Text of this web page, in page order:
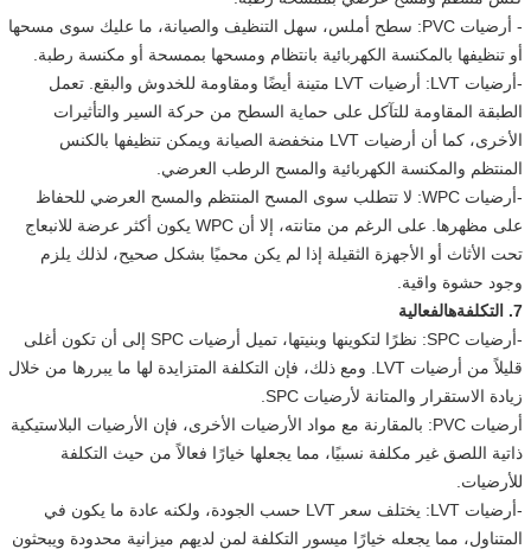
- أرضيات PVC: سطح أملس، سهل التنظيف والصيانة، ما عليك سوى مسحها
أو تنظيفها بالمكنسة الكهربائية بانتظام ومسحها بممسحة أو مكنسة رطبة.
-أرضيات LVT: أرضيات LVT متينة أيضًا ومقاومة للخدوش والبقع. تعمل
الطبقة المقاومة للتآكل على حماية السطح من حركة السير والتأثيرات
الأخرى، كما أن أرضيات LVT منخفضة الصيانة ويمكن تنظيفها بالكنس
المنتظم والمكنسة الكهربائية والمسح الرطب العرضي.
-أرضيات WPC: لا تتطلب سوى المسح المنتظم والمسح العرضي للحفاظ
على مظهرها. على الرغم من متانته، إلا أن WPC يكون أكثر عرضة للانبعاج
تحت الأثاث أو الأجهزة الثقيلة إذا لم يكن محميًا بشكل صحيح، لذلك يلزم
وجود حشوة واقية.
7. التكلفة
هالفعالية
-أرضيات SPC: نظرًا لتكوينها وبنيتها، تميل أرضيات SPC إلى أن تكون أغلى
قليلاً من أرضيات LVT. ومع ذلك، فإن التكلفة المتزايدة لها ما يبررها من خلال
زيادة الاستقرار والمتانة لأرضيات SPC.
أرضيات PVC: بالمقارنة مع مواد الأرضيات الأخرى، فإن الأرضيات البلاستيكية
ذاتية اللصق غير مكلفة نسبيًا، مما يجعلها خيارًا فعالاً من حيث التكلفة
للأرضيات.
-أرضيات LVT: يختلف سعر LVT حسب الجودة، ولكنه عادة ما يكون في
المتناول، مما يجعله خيارًا ميسور التكلفة لمن لديهم ميزانية محدودة ويبحثون